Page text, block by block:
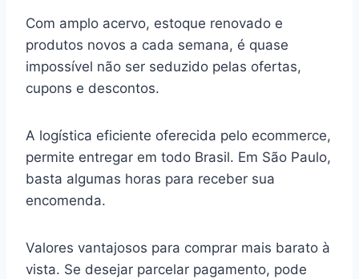
Com amplo acervo, estoque renovado e
produtos novos a cada semana, é quase
impossível não ser seduzido pelas ofertas,
cupons e descontos.
A logística eficiente oferecida pelo ecommerce,
permite entregar em todo Brasil. Em São Paulo,
basta algumas horas para receber sua
encomenda.
Valores vantajosos para comprar mais barato à
vista. Se desejar parcelar pagamento, pode